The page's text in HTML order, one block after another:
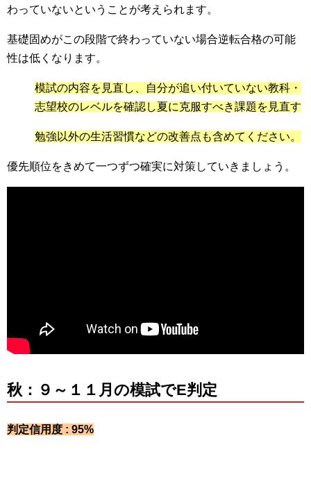
わっていないということが考えられます。
基礎固めがこの段階で終わっていない場合逆転合格の可能
性は低くなります。
模試の内容を見直し、自分が追い付いていない教科・
志望校のレベルを確認し夏に克服すべき課題を見直す
勉強以外の生活習慣などの改善点も含めてください。
優先順位をきめて一つずつ確実に対策していきましょう。
秋：９～１１月の模試でE判定
判定信用度 : 95%